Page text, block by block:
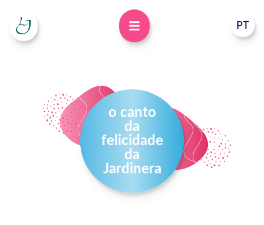
PT
o canto
da
felicidade
da
Jardinera